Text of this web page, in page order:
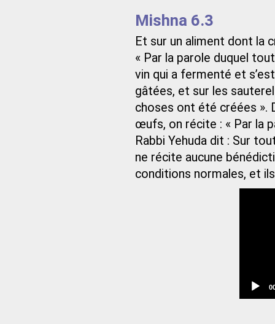
Mishna 6.3
Et sur un aliment dont la
« Par la parole duquel
vin qui a fermenté et
gâtées, et sur les
choses ont été créées ».
œufs, on récite : « Par la
Rabbi Yehuda dit : Sur
ne récite aucune
conditions normales, et